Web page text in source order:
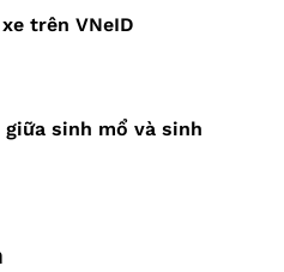
trên VNeID
sinh mổ và sinh